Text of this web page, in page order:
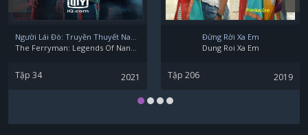
Tập 34 2021
Đừng Rời Xa Em
Dung Roi Xa Em
Tập 206 2019